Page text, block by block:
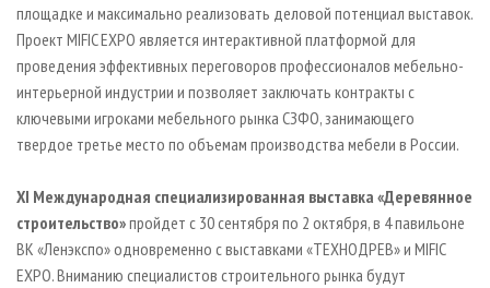
площадке и максимально реализовать деловой потенциал выставок.
Проект MIFIC EXPO является интерактивной платформой для
проведения эффективных переговоров профессионалов мебельно-
интерьерной индустрии и позволяет заключать контракты с
ключевыми игроками мебельного рынка СЗФО, занимающего
твердое третье место по объемам производства мебели в России.
XI Международная специализированная выставка «Деревянное
строительство»пройдет с 30 сентября по 2 октября, в 4 павильоне
ВК «Ленэкспо» одновременно с выставками «ТЕХНОДРЕВ» и MIFIC
EXPO. Вниманию специалистов строительного рынка будут